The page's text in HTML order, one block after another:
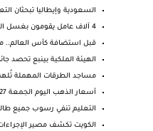
السعودية وإيطاليا تبحثان
4 آلاف عامل يقومون بغسل المسجد الحرام 10 مرات يوميا
قبل استضافة كأس العالم..
الهيئة الملكية بينبع تحصد
‏مساجد الطرقات المهملة
أسعار الذهب اليوم الجمعة 27 يناير 2023 في السعودية
التعليم تنفي رسوب جميع
الكويت تكشف مصير